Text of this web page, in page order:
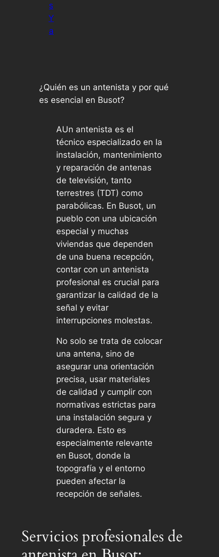
s
Y
a
¿Quién es un antenista y por qué
es esencial en Busot?
AUn antenista es el
técnico especializado en la
instalación, mantenimiento
y reparación de antenas
de televisión, tanto
terrestres (TDT) como
parabólicas. En Busot, un
pueblo con una ubicación
especial y muchas
viviendas que dependen
de una buena recepción,
contar con un antenista
profesional es crucial para
garantizar la calidad de la
señal y evitar
interrupciones molestas.
No solo se trata de colocar
una antena, sino de
asegurar una orientación
precisa, usar materiales
de calidad y cumplir con
normativas estrictas para
una instalación segura y
duradera. Esto es
especialmente relevante
en Busot, donde la
topografía y el entorno
pueden afectar la
recepción de señales.
Servicios profesionales de